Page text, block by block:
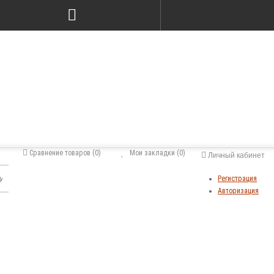
Личный кабинет
Регистрация
Авторизация
Мои закладки (0)
Сравнение товаров (0)